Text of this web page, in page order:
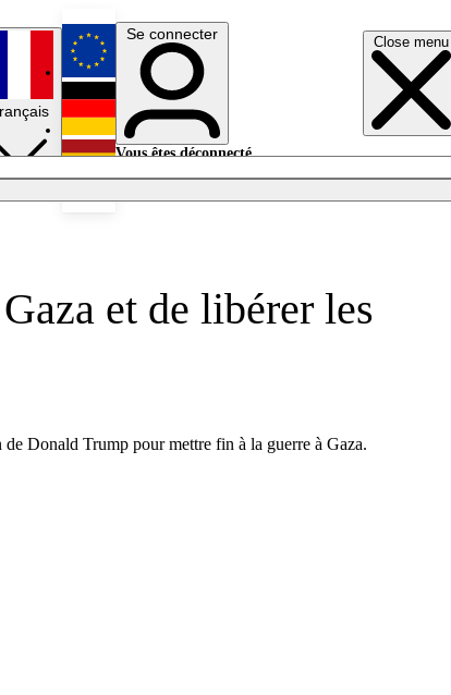
Close menu
English
Deutsch
Se connecter
Vous êtes déconnecté.
et de libérer les
Donald Trump pour mettre fin à la guerre à Gaza.